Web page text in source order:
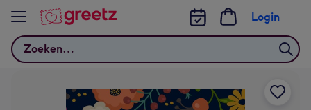
Bekijk meer
Zoeken
Login